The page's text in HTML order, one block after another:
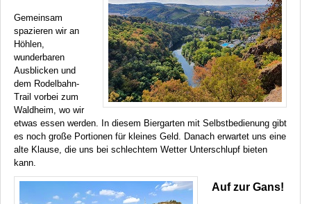
Gemeinsam
spazieren wir an
Höhlen,
wunderbaren
Ausblicken und
dem Rodelbahn-
Trail vorbei zum
Waldheim, wo wir
etwas essen werden. In diesem Biergarten mit Selbstbedienung gibt
es noch große Portionen für kleines Geld. Danach erwartet uns eine
alte Klause, die uns bei schlechtem Wetter Unterschlupf bieten
kann.
Auf zur Gans!